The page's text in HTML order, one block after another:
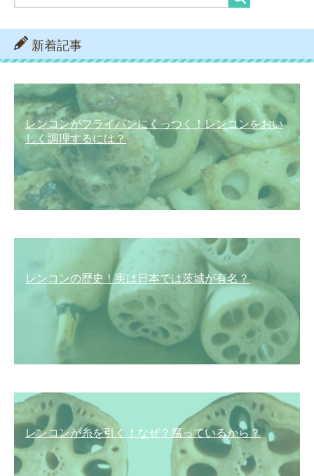
新着記事
レンコンがフライパンにくっつく！レンコンをおい
しく調理するには？
レンコンの歴史！実は日本では茨城が有名？
レンコンが糸を引く！なぜ？腐っているから？